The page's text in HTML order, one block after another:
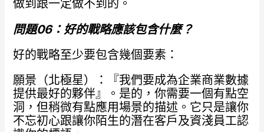
做到跟一定做不到的。
問題06：好的戰略應該包含什麼？
好的戰略至少要包含幾個要素：
願景（北極星）：『我們要成為企業商業數據
提供最好的夥伴』。是的，你需要一個有點空
洞，但稍微有點應用場景的描述。它只是讓你
不忘初心跟讓你陌生的潛在客戶及資淺員工認